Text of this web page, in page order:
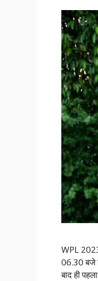
WPL
06.30 बजे
बाद ही